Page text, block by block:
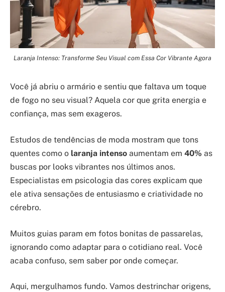
Laranja Intenso: Transforme Seu Visual com Essa Cor Vibrante Agora
Você já abriu o armário e sentiu que faltava um toque
de fogo no seu visual? Aquela cor que grita energia e
confiança, mas sem exageros.
Estudos de tendências de moda mostram que tons
quentes como o laranja intenso aumentam em 40% as
buscas por looks vibrantes nos últimos anos.
Especialistas em psicologia das cores explicam que
ele ativa sensações de entusiasmo e criatividade no
cérebro.
Muitos guias param em fotos bonitas de passarelas,
ignorando como adaptar para o cotidiano real. Você
acaba confuso, sem saber por onde começar.
Aqui, mergulhamos fundo. Vamos destrinchar origens,